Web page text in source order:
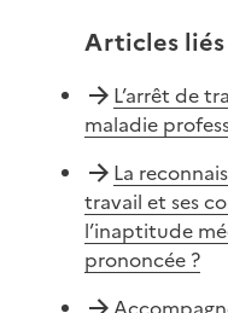
Articles liés
L’arrêt de
maladie
La
travail et ses
l’inaptitude
prononcée ?